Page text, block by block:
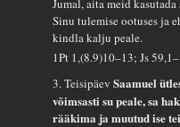
Jumal, aita meid
Sinu tulemise ootuses ja
kindla kalju peale.
1Pt 1,(8.9)10–13; Js
3. TeisipäevSaamuel
võimsasti su peale, sa
rääkima ja muutud ise